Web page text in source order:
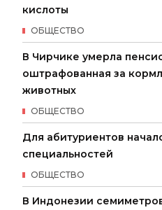
кислоты
ОБЩЕСТВО
В Чирчике умерла
оштрафованная за
животных
ОБЩЕСТВО
Для абитуриентов
специальностей
ОБЩЕСТВО
В Индонезии